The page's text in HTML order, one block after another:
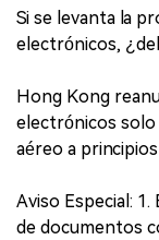
Si se levanta la
electrónicos,
Hong Kong
electrónicos
aéreo a
Aviso Especial:
de documentos